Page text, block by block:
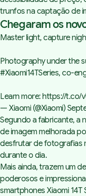
trunfos na captação de
Chegaram os
Master light, capture
Photography under the
#Xiaomi14TSeries, co-
Learn more:https://t.co/
— Xiaomi (@Xiaomi)
Segundo a fabricante, a
de imagem melhorada
desfrutar de fotografias
durante o dia.
Mais ainda, trazem um
poderosos e
smartphones Xiaomi